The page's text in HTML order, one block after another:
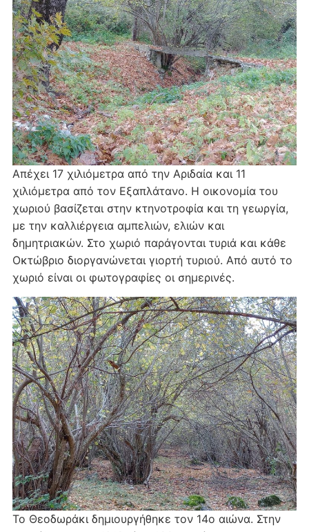
Απέχει 17 χιλιόμετρα από την Αριδαία και 11
χιλιόμετρα από τον Εξαπλάτανο. Η οικονομία του
χωριού βασίζεται στην κτηνοτροφία και τη γεωργία,
με την καλλιέργεια αμπελιών, ελιών και
δημητριακών. Στο χωριό παράγονται τυριά και κάθε
Οκτώβριο διοργανώνεται γιορτή τυριού. Από αυτό το
χωριό είναι οι φωτογραφίες οι σημερινές.
Το Θεοδωράκι δημιουργήθηκε τον 14ο αιώνα. Στην